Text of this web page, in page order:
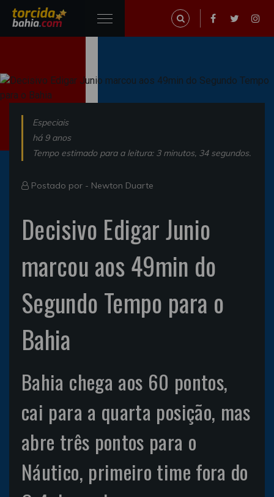
Especiais
há 9 anos
Tempo estimado para a leitura: 3 minutos, 34 segundos.
Postado por - Newton Duarte
Decisivo Edigar Junio
marcou aos 49min do
Segundo Tempo para o
Bahia
Bahia chega aos 60 pontos,
cai para a quarta posição, mas
abre três pontos para o
Náutico, primeiro time fora do